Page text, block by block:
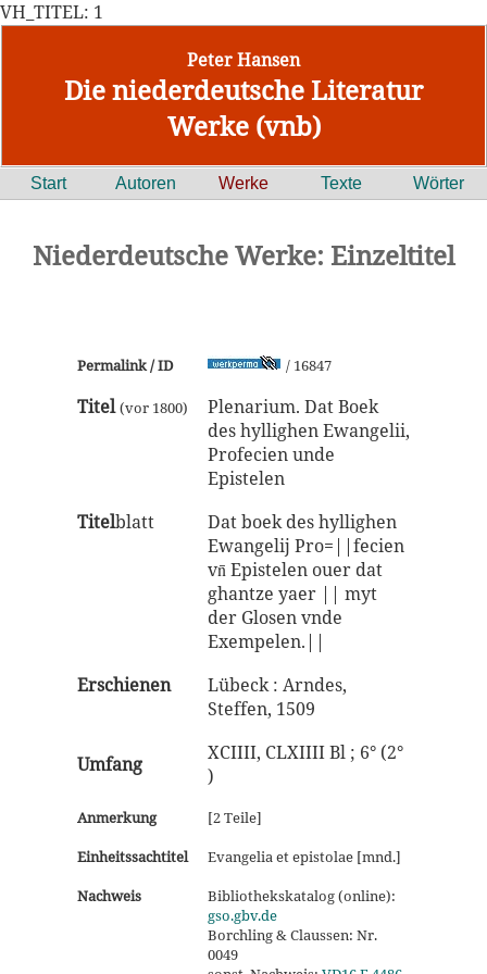
VH_TITEL: 1
Peter Hansen
Die niederdeutsche Literatur
Werke (vnb)
Start Autoren Werke Texte Wörter
Niederdeutsche Werke: Einzeltitel
Permalink / ID / 16847
Titel (vor 1800)
Plenarium. Dat Boek
des hyllighen Ewangelii,
Profecien unde
Epistelen
Titelblatt
Dat boek des hyllighen
Ewangelij Pro=||fecien
vn̄ Epistelen ouer dat
ghantze yaer || myt
der Glosen vnde
Exempelen.||
Erschienen
Lübeck : Arndes,
Steffen, 1509
Umfang
XCIIII, CLXIIII Bl ; 6° (2°
)
Anmerkung
[2 Teile]
Einheitssachtitel
Evangelia et epistolae [mnd.]
Nachweis
Bibliothekskatalog (online):
gso.gbv.de
Borchling & Claussen: Nr.
0049